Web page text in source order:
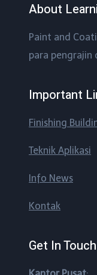
About
Paint and
para pengrajin
Important
Finishing
Teknik Aplikasi
Info News
Kontak
Get In Touch